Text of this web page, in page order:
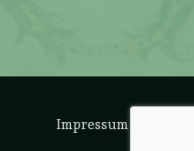
Impressum